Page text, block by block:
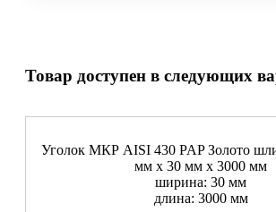
Товар доступен в следующих
Уголок МКР AISI 430 PAP Золото
мм x 30 мм х 3000 мм
ширина: 30 мм
длина: 3000 мм